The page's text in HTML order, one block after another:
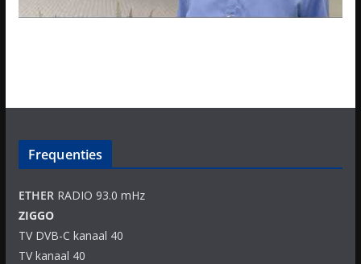
Frequenties
ETHERRADIO 93.0 mHz
ZIGGO
TV DVB-C kanaal 40
TV kanaal 40